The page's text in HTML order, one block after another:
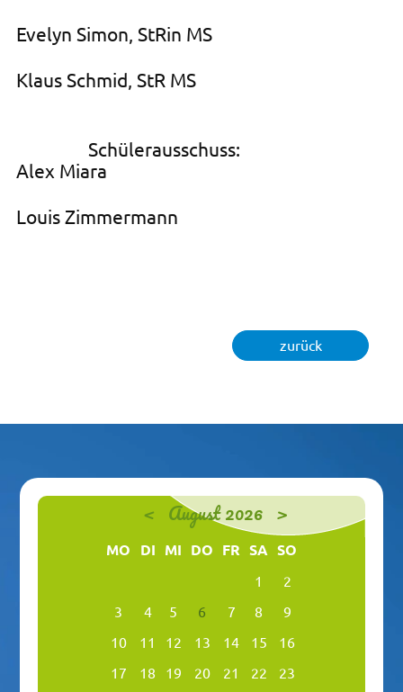
Evelyn Simon, StRin MS
Klaus Schmid, StR MS
Schülerausschuss:
Alex Miara
Louis Zimmermann
zurück
< August 2026 >
MO DI MI DO FR SA SO
1
2
3
4 5 6 7 8
9
10
11 12 13 14 15
16
17
18 19 20 21 22
23